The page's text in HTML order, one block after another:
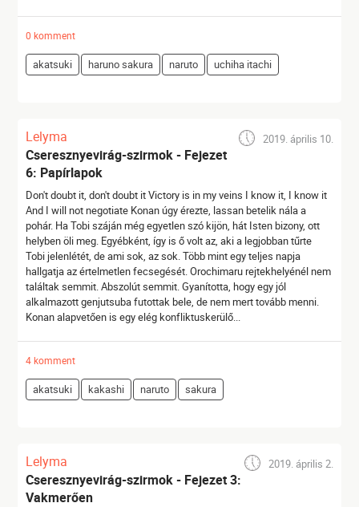
0 komment
akatsuki haruno sakura naruto uchiha itachi
Lelyma 2019. április 10.
Cseresznyevirág-szirmok - Fejezet
6: Papírlapok
Don't doubt it, don't doubt it Victory is in my veins I know it, I know it
And I will not negotiate Konan úgy érezte, lassan betelik nála a
pohár. Ha Tobi száján még egyetlen szó kijön, hát Isten bizony, ott
helyben öli meg. Egyébként, így is ő volt az, aki a legjobban tűrte
Tobi jelenlétét, de ami sok, az sok. Több mint egy teljes napja
hallgatja az értelmetlen fecsegését. Orochimaru rejtekhelyénél nem
találtak semmit. Abszolút semmit. Gyanította, hogy egy jól
alkalmazott genjutsuba futottak bele, de nem mert tovább menni.
Konan alapvetően is egy elég konfliktuskerülő...
4 komment
akatsuki kakashi naruto sakura
Lelyma 2019. április 2.
Cseresznyevirág-szirmok - Fejezet 3:
Vakmerően